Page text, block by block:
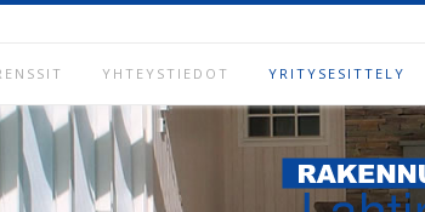
YHTEYSTIEDOT YRITYSESITTELY